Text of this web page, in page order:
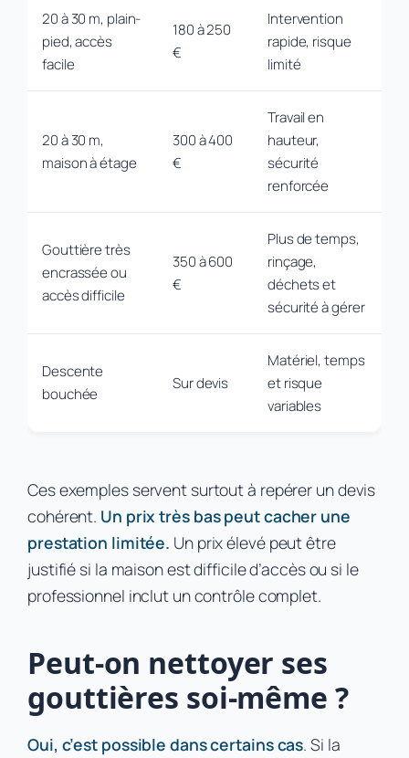
20 à 30 m, plain-
pied, accès
facile
180 à 250
€
Intervention
rapide, risque
limité
20 à 30 m,
maison à étage
300 à 400
€
Travail en
hauteur,
sécurité
renforcée
Gouttière très
encrassée ou
accès difficile
350 à 600
€
Plus de temps,
rinçage,
déchets et
sécurité à gérer
Descente
bouchée
Sur devis
Matériel, temps
et risque
variables
Ces exemples servent surtout à repérer un devis
cohérent. Un prix très bas peut cacher une
prestation limitée. Un prix élevé peut être
justifié si la maison est difficile d’accès ou si le
professionnel inclut un contrôle complet.
Peut-on nettoyer ses
gouttières soi-même ?
Oui, c’est possible dans certains cas. Si la